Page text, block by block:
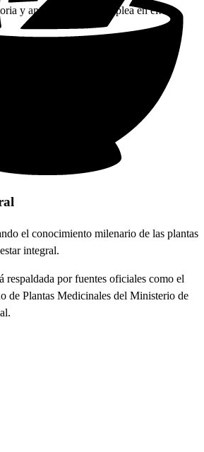
y antioxidante. Se emplea en el
premenstrual, mastalgia y eczema atopico.
utilizan preparaciones de la planta para
heridas (Fetrow C. y col., 2000; Tyler V.,
2003).
ONAGRA
de la Onagra (Oenothera biennis) para el
y más. Usos, precauciones y cómo
el conocimiento milenario de las plantas
integral.
respaldada por fuentes oficiales como el
de Plantas Medicinales del Ministerio de